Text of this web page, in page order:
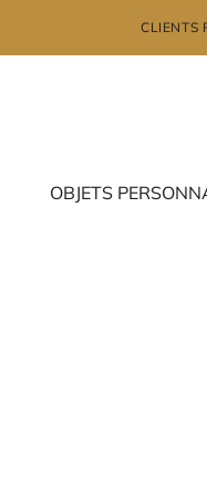
OBJETS
CLIENTS
Déjà inscrit ?